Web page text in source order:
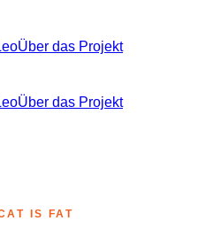
Über das Projekt
Über das Projekt
IS FAT